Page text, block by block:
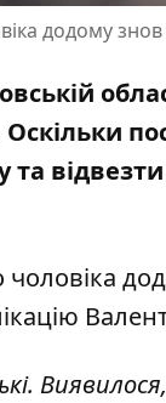
додому
чоловіка